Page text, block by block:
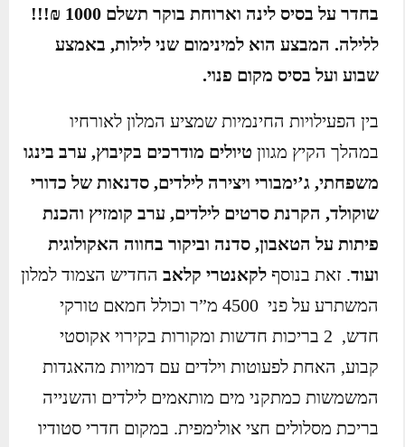
בחדר על בסיס לינה וארוחת בוקר תשלם 1000 ₪!!!
ללילה. המבצע הוא למינימום שני לילות, באמצע
שבוע ועל בסיס מקום פנוי.
בין הפעילויות החינמיות שמציע המלון לאורחיו
במהלך הקיץ מגוון טיולים מודרכים בקיבוץ, ערב בינגו
משפחתי, ג’ימבורי ויצירה לילדים, סדנאות של כדורי
שוקולד, הקרנת סרטים לילדים, ערב קומזיץ והכנת
פיתות על הטאבון, סדנה וביקור בחווה האקולוגית
ועוד. זאת בנוסף לקאנטרי קלאב החדיש הצמוד למלון
המשתרע על פני 4500 מ”ר וכולל חמאם טורקי
חדש, 2 בריכות חדשות ומקורות בקירוי אקוסטי
קבוע, האחת לפעוטות וילדים עם דמויות מהאגדות
המשמשות כמתקני מים מותאמים לילדים והשנייה
בריכת מסלולים חצי אולימפית. במקום חדרי סטודיו